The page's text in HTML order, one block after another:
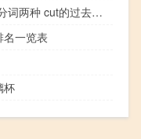
cut的过去式和过去分词两种 cut的过去式和名词是什么
一览表
杯